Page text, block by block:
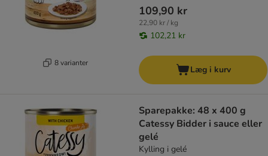
8 varianter
109,90 kr
22,90 kr / kg
102,21 kr
Læg i kurv
Sparepakke: 48 x 400 g
Catessy Bidder i sauce eller
gelé
Kylling i gelé